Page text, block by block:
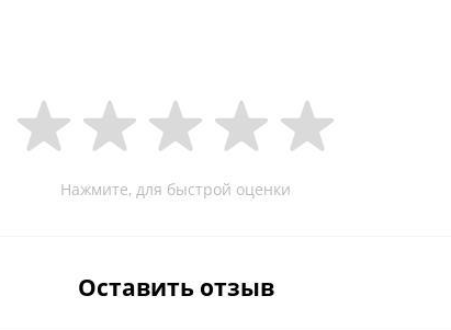
Нажмите, для быстрой оценки
Оставить отзыв